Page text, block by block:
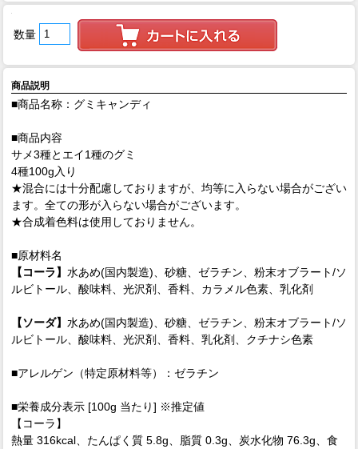
数量
商品説明
■商品名称：グミキャンディ
■商品内容
サメ3種とエイ1種のグミ
4種100g入り
★混合には十分配慮しておりますが、均等に入らない場合がござい
ます。全ての形が入らない場合がございます。
★合成着色料は使用しておりません。
■原材料名
【コーラ】 水あめ(国内製造)、砂糖、ゼラチン、粉末オブラート/ソ
ルビトール、酸味料、光沢剤、香料、カラメル色素、乳化剤
【ソーダ】 水あめ(国内製造)、砂糖、ゼラチン、粉末オブラート/ソ
ルビトール、酸味料、光沢剤、香料、乳化剤、クチナシ色素
■アレルゲン（特定原材料等）：ゼラチン
■栄養成分表示 [100g 当たり] ※推定値
【コーラ】
熱量 316kcal、たんぱく質 5.8g、脂質 0.3g、炭水化物 76.3g、食